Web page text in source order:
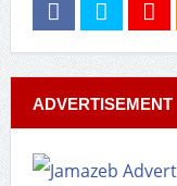
ADVERTISEMENT